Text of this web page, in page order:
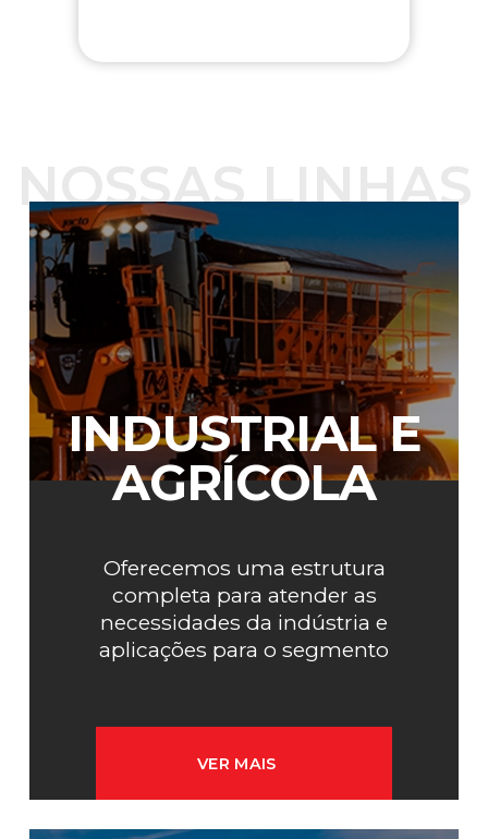
NOSSAS LINHAS
VER MAIS
INDUSTRIAL E
AGRÍCOLA
Oferecemos uma estrutura
completa para atender as
necessidades da indústria e
aplicações para o segmento